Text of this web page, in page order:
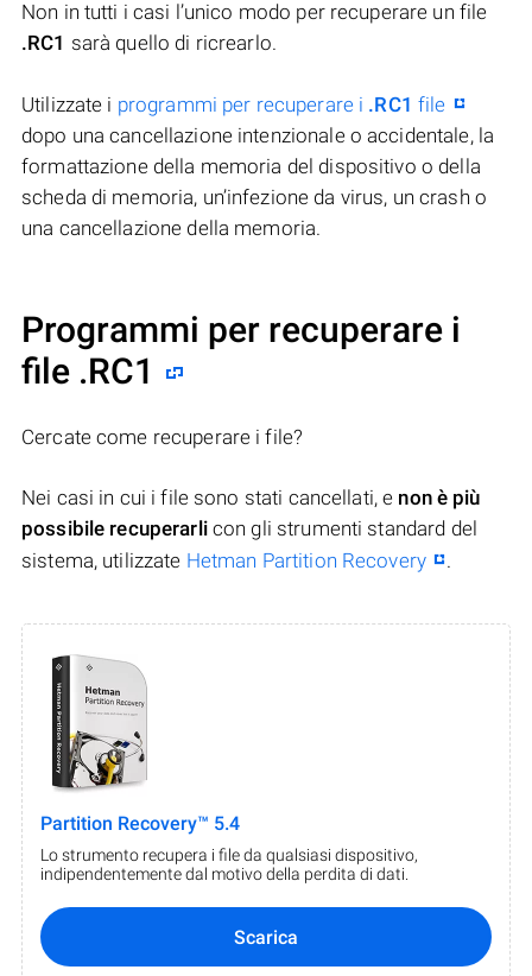
Non in tutti i casi l’unico modo per recuperare un file
.RC1 sarà quello di ricrearlo.
Utilizzate i programmi per recuperare i .RC1 file
dopo una cancellazione intenzionale o accidentale, la
formattazione della memoria del dispositivo o della
scheda di memoria, un’infezione da virus, un crash o
una cancellazione della memoria.
Programmi per recuperare i
file .RC1
Cercate come recuperare i file?
Nei casi in cui i file sono stati cancellati, e non è più
possibile recuperarlicon gli strumenti standard del
sistema, utilizzate Hetman Partition Recovery .
Partition Recovery™ 5.4
Lo strumento recupera i file da qualsiasi dispositivo,
indipendentemente dal motivo della perdita di dati.
Scarica